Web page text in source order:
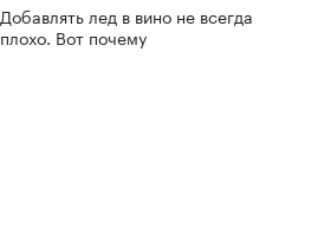
Добавлять лед в вино не всегда
плохо. Вот почему